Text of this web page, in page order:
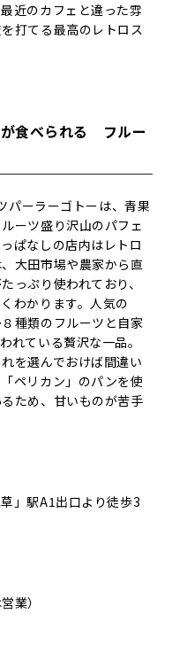
近のカフェと違った雰
打てる最高のレトロス
食べられる フルー
パーラーゴトーは、青果
ーツ盛り沢山のパフェ
ぱなしの店内はレトロ
大田市場や農家から直
っぷり使われており、
わかります。人気の
種類のフルーツと自家
れている贅沢な一品。
を選んでおけば間違い
ペリカン」のパンを使
ため、甘いものが苦手
」駅A1出口より徒歩3
業）